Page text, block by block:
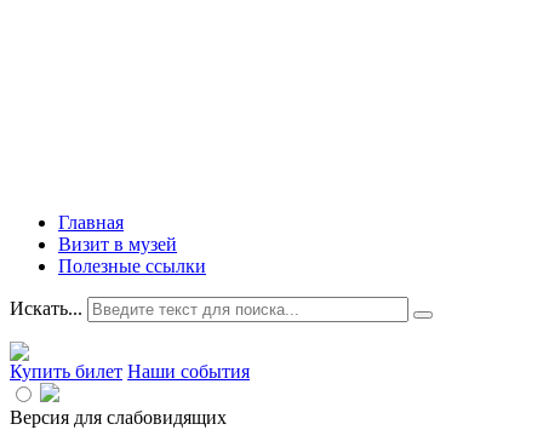
Главная
Визит в музей
Полезные ссылки
Искать...
Купить билет Наши события
Версия для слабовидящих